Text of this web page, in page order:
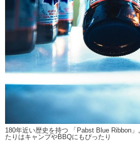
180年近い歴史を持つ 「Pabst Blue Ribbon
たりはキャンプやBBQにもぴったり